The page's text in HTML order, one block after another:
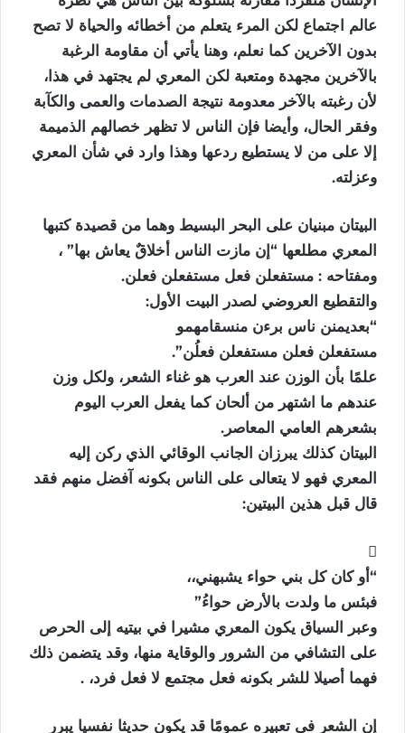
عالم اجتماع لكن المرء يتعلم من أخطائه والحياة لا تصح
بدون الآخرين كما نعلم، وهنا يأتي أن مقاومة الرغبة
بالآخرين مجهدة ومتعبة لكن المعري لم يجتهد في هذا،
لأن رغبته بالآخر معدومة نتيجة الصدمات والعمى والكآبة
وفقر الحال، وأيضا فإن الناس لا تظهر خصالهم الذميمة
إلا على من لا يستطيع ردعها وهذا وارد في شأن المعري
وعزلته.
البيتان مبنيان على البحر البسيط وهما من قصيدة كتبها
المعري مطلعها “إن مازت الناس أخلاقٌ يعاش بها” ،
ومفتاحه : مستفعلن فعل مستفعلن فعلن.
والتقطيع العروضي لصدر البيت الأول:
“بعديمنن ناس برءن منسقامهمو
مستفعلن فعلن مستفعلن فعلُن”.
علمًا بأن الوزن عند العرب هو غناء الشعر، ولكل وزن
عندهم ما اشتهر من ألحان كما يفعل العرب اليوم
بشعرهم العامي المعاصر.
البيتان كذلك يبرزان الجانب الوقائي الذي ركن إليه
المعري فهو لا يتعالى على الناس بكونه آفضل منهم فقد
قال قبل هذين البيتين:
“أو كان كل بني حواء يشبهني،،
فبئس ما ولدت بالأرض حواءُ”
وعبر السياق يكون المعري مشيرا في بيتيه إلى الحرص
على التشافي من الشرور والوقاية منها، وقد يتضمن ذلك
فهما أصيلا للشر بكونه فعل مجتمع لا فعل فرد، .
إن الشعر في تعبيره عمومًا قد يكون حديثا نفسيا يبرر